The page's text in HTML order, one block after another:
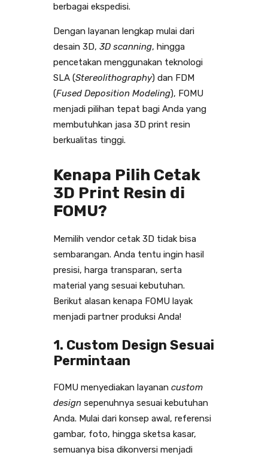
berbagai ekspedisi.
Dengan layanan lengkap mulai dari
desain 3D, 3D scanning, hingga
pencetakan menggunakan teknologi
SLA (Stereolithography) dan FDM
(Fused Deposition Modeling), FOMU
menjadi pilihan tepat bagi Anda yang
membutuhkan jasa 3D print resin
berkualitas tinggi.
Kenapa Pilih Cetak
3D Print Resin di
FOMU?
Memilih vendor cetak 3D tidak bisa
sembarangan. Anda tentu ingin hasil
presisi, harga transparan, serta
material yang sesuai kebutuhan.
Berikut alasan kenapa FOMU layak
menjadi partner produksi Anda!
1. Custom Design Sesuai
Permintaan
FOMU menyediakan layanan custom
design sepenuhnya sesuai kebutuhan
Anda. Mulai dari konsep awal, referensi
gambar, foto, hingga sketsa kasar,
semuanya bisa dikonversi menjadi